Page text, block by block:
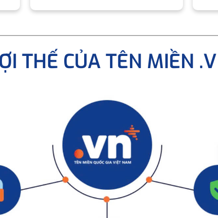
THẾ CỦA TÊN MIỀN